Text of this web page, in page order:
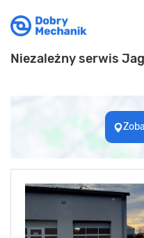
Niezależny serwis